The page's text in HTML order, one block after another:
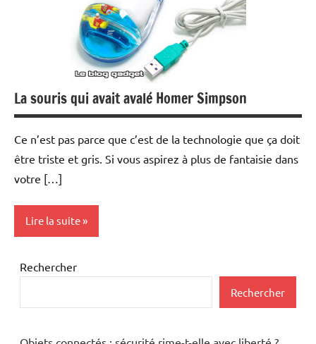
La souris qui avait avalé Homer Simpson
Ce n’est pas parce que c’est de la technologie que ça doit
être triste et gris. Si vous aspirez à plus de fantaisie dans
votre […]
Lire la suite
Inclassables
Rechercher
Rechercher